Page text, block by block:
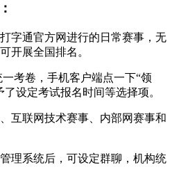
字通官方网进行的日常赛事，无
开展全国排名。
考卷，手机客户端点一下“领
设定考试报名时间等选择项。
互联网技术赛事、内部网赛事和
理系统后，可设定群聊，机构统